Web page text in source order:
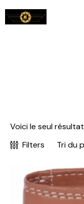
Voici le seul résultat
Filters